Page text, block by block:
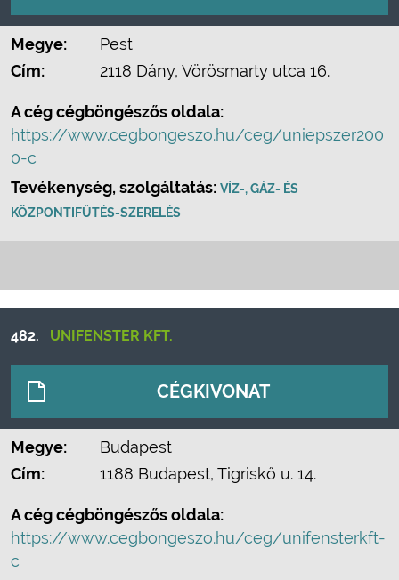
Megye:
Pest
Cím:
2118 Dány, Vörösmarty utca 16.
A cég cégböngészős oldala:
https://www.cegbongeszo.hu/ceg/uniepszer200
0-c
Tevékenység, szolgáltatás: VÍZ-, GÁZ- ÉS
KÖZPONTIFŰTÉS-SZERELÉS
482. UNIFENSTER KFT.
CÉGKIVONAT
Megye:
Budapest
Cím:
1188 Budapest, Tigriskő u. 14.
A cég cégböngészős oldala:
https://www.cegbongeszo.hu/ceg/unifensterkft-
c